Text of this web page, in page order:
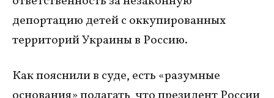
депортацию детей с оккупированных
территорий Украины в Россию.
Как пояснили в суде, есть «разумные